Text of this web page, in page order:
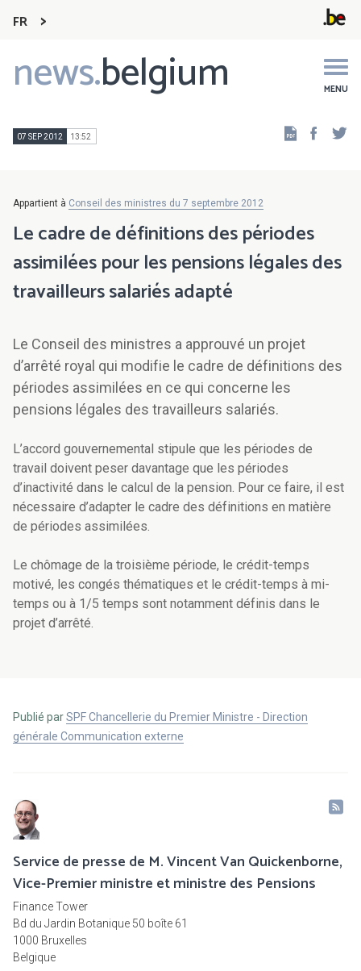
FR
news.belgium MENU
Main
navigation
07 SEP 2012 13:52
Appartient à Conseil des ministres du 7 septembre 2012
Le cadre de définitions des périodes
assimilées pour les pensions légales des
travailleurs salariés adapté
Le Conseil des ministres a approuvé un projet
d’arrêté royal qui modifie le cadre de définitions des
périodes assimilées en ce qui concerne les
pensions légales des travailleurs salariés.
L’accord gouvernemental stipule que les périodes de
travail doivent peser davantage que les périodes
d’inactivité dans le calcul de la pension. Pour ce faire, il est
nécessaire d’adapter le cadre des définitions en matière
de périodes assimilées.
Le chômage de la troisième période, le crédit-temps
motivé, les congés thématiques et le crédit-temps à mi-
temps ou à 1/5 temps sont notamment définis dans le
projet d’arrêté.
Publié parSPF Chancellerie du Premier Ministre - Direction
générale Communication externe
Service de presse de M. Vincent Van Quickenborne,
Vice-Premier ministre et ministre des Pensions
Finance Tower
Bd du Jardin Botanique 50 boîte 61
1000 Bruxelles
Belgique